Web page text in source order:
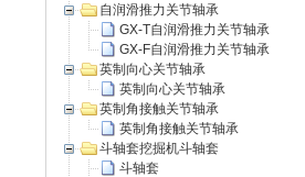
自润滑推力关节轴承
GX-T自润滑推力关节轴承
GX-F自润滑推力关节轴承
英制向心关节轴承
英制向心关节轴承
英制角接触关节轴承
英制角接触关节轴承
斗轴套挖掘机斗轴套
斗轴套